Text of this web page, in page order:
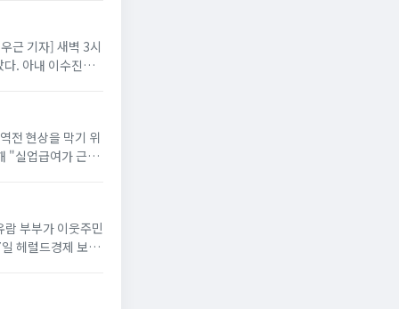
근 기자] 새벽 3시
다. 아내 이수진은
전 현상을 막기 위
부부가 이웃주민
헤럴드경제 보도